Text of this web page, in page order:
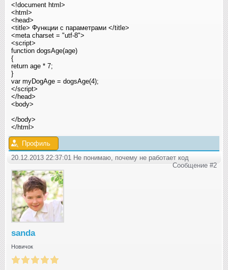
<!document html>
<html>
<head>
<title> Функции с параметрами </title>
<meta charset = "utf-8">
<script>
function dogsAge(age)
{
return age * 7;
}
var myDogAge = dogsAge(4);
</script>
</head>
<body>
</body>
</html>
Профиль
20.12.2013 22:37:01 Не понимаю, почему не работает код
Сообщение #2
sanda
Новичок